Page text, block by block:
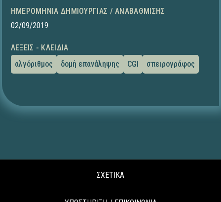
ΗΜΕΡΟΜΗΝΊΑ ΔΗΜΙΟΥΡΓΊΑΣ / ΑΝΑΒΆΘΜΙΣΗΣ
02/09/2019
ΛΈΞΕΙΣ - ΚΛΕΙΔΙΆ
αλγόριθμος
δομή επανάληψης CGI σπειρογράφος
ΣΧΕΤΙΚΑ